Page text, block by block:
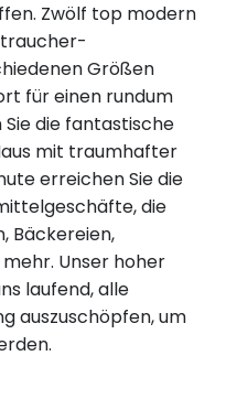
Zwölf top modern
Größen
für einen rundum
die fantastische
mit traumhafter
erreichen Sie die
die
Bäckereien,
Unser hoher
laufend, alle
auszuschöpfen, um